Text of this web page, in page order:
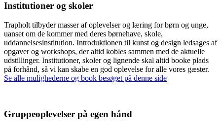
Institutioner og skoler
Trapholt tilbyder masser af oplevelser og læring for børn og unge,
uanset om de kommer med deres børnehave, skole,
uddannelsesinstitution. Introduktionen til kunst og design ledsages af
opgaver og workshops, der altid kobles sammen med de aktuelle
udstillinger. Institutioner, skoler og lignende skal altid booke plads
på forhånd, så vi kan skabe en god oplevelse for alle vores gæster.
Se alle mulighederne og book besøget på denne side
Gruppeoplevelser på egen hånd